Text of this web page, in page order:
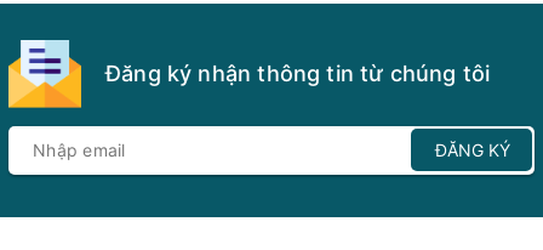
Đăng ký nhận thông tin từ chúng tôi
ĐĂNG KÝ